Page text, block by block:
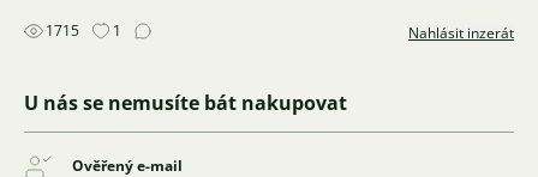
1715 1 Nahlásit inzerát
U nás se nemusíte bát nakupovat
Ověřený e-mail